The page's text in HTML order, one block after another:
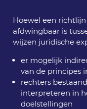
Hoewel een
afdwingbaar is
wijzen juridische
er mogelijk
van de principes
rechters
interpreteren in
doelstellingen